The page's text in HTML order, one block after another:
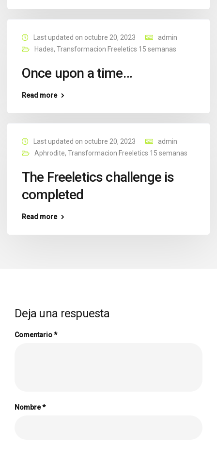
Last updated on octubre 20, 2023
admin
Hades, Transformacion Freeletics 15 semanas
Once upon a time…
Read more
Last updated on octubre 20, 2023
admin
Aphrodite, Transformacion Freeletics 15 semanas
The Freeletics challenge is
completed
Read more
Deja una respuesta
Comentario*
Nombre*